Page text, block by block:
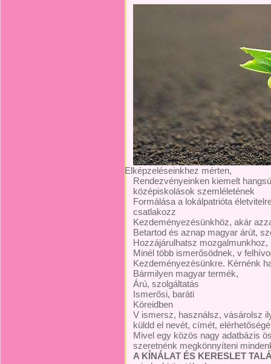
Elképzeléseinkhez mérten,
Rendezvényeinken kiemelt
középiskolások szemléletének
Formálása a lokálpatrióta
csatlakozz
Kezdeményezésünkhöz, akár
Betartod és aznap magyar árút,
Hozzájárulhatsz
Minél több ismerősödnek, v
Kezdeményezésünkre. Kérnénk
Bármilyen magyar termék,
Árú, szolgáltatás
Ismerősi, baráti
Köreidben
V ismersz, használsz, vásárolsz
küldd el nevét, címét,
Mivel egy közös nagy adatbázis
szeretnénk megkönnyíteni
A KÍNÁLAT ÉS KERESLET